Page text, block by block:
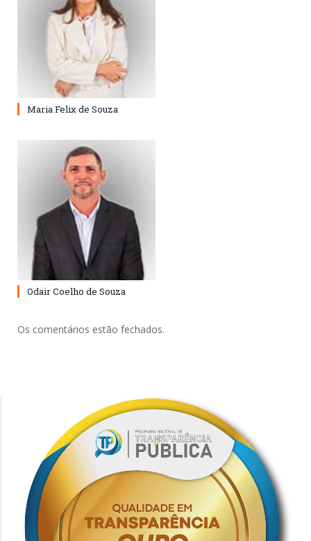
Maria Felix de Souza
Odair Coelho de Souza
Os comentários estão fechados.